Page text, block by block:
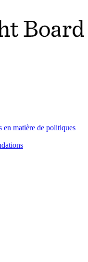
en matière de politiques